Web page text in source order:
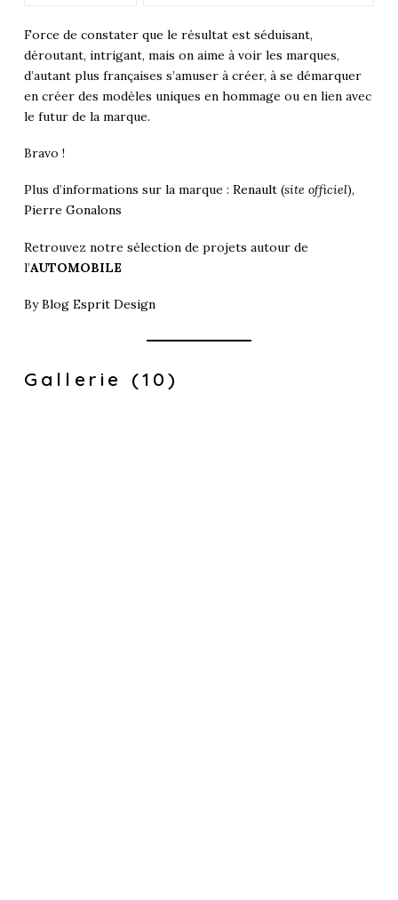
Force de constater que le résultat est séduisant,
déroutant, intrigant, mais on aime à voir les marques,
d’autant plus françaises s’amuser à créer, à se démarquer
en créer des modèles uniques en hommage ou en lien avec
le futur de la marque.
Bravo !
Plus d’informations sur la marque : Renault(site officiel),
Pierre Gonalons
Retrouvez notre sélection de projets autour de
l’AUTOMOBILE
ByBlog Esprit Design
Gallerie (10)